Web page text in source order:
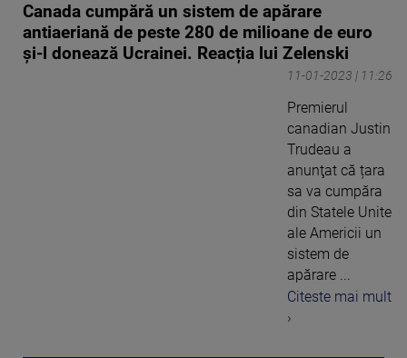
Canada cumpără un sistem de apărare
antiaeriană de peste 280 de milioane de euro
şi-l donează Ucrainei. Reacția lui Zelenski
11-01-2023 | 11:26
Premierul
canadian Justin
Trudeau a
anunţat că țara
sa va cumpăra
din Statele Unite
ale Americii un
sistem de
apărare ...
Citeste mai mult
›